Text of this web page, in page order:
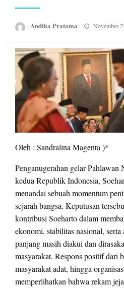
Andika Pratama
Posted
November
Oleh : Sandralina Magenta )*
Penganugerahan gelar Pahlawan
kedua Republik Indonesia,
menandai sebuah momentum
sejarah bangsa. Keputusan
kontribusi Soeharto dalam
ekonomi, stabilitas nasional,
panjang masih diakui dan
masyarakat. Respons positif dari
masyarakat adat, hingga
memperlihatkan bahwa rekam